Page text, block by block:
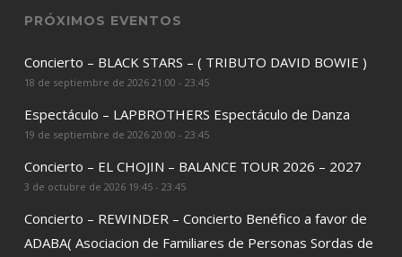
PRÓXIMOS EVENTOS
Concierto – BLACK STARS – ( TRIBUTO DAVID BOWIE )
18 de septiembre de 2026 21:00 - 23:45
Espectáculo – LAPBROTHERS Espectáculo de Danza
19 de septiembre de 2026 20:00 - 23:45
Concierto – EL CHOJIN – BALANCE TOUR 2026 – 2027
3 de octubre de 2026 19:45 - 23:45
Concierto – REWINDER – Concierto Benéfico a favor de
ADABA( Asociacion de Familiares de Personas Sordas de